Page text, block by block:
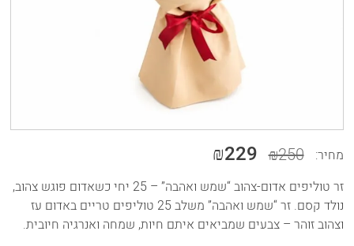
מחיר: ₪250
₪229
זר טוליפים אדום-צהוב “שמש ואהבה” – 25 יחי כשאדום פוגש צהוב,
נולד קסם. זר “שמש ואהבה” משלב 25 טוליפים טריים באדום עז
וצהוב זוהר – צבעים שמביאים איתם חיות, שמחה ואנרגיה חיובית.